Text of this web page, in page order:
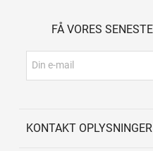
FÅ VORES
KONTAKT OPLYSNINGER